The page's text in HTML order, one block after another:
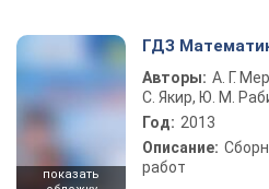
показать
ГДЗ
Авторы: А. Г.
С. Якир, Ю. М.
Год: 2013
Описание:
работ